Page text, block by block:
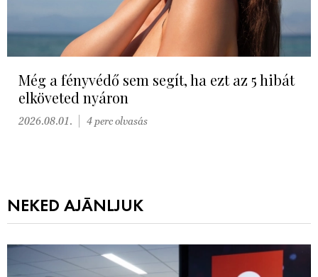
Még a fényvédő sem segít, ha ezt az 5 hibát
elköveted nyáron
2026.08.01. 4 perc olvasás
NEKED AJÁNLJUK